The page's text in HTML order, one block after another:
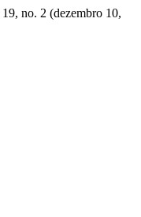
19, no. 2 (dezembro 10,